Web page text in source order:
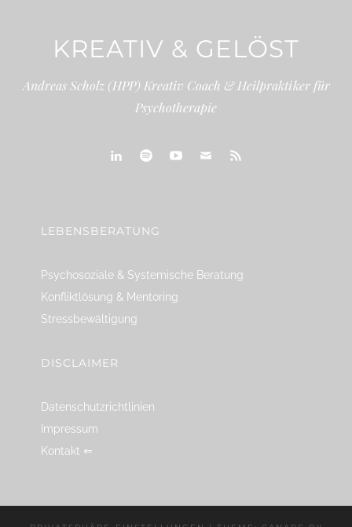
KREATIV & GELÖST
Andreas Scholz (HPP) Kreativ Coach & Heilpraktiker für
Psychotherapie
LEBENSBERATUNG
Psychosoziale & Systemische Beratung
Konfliktlösung & Mentoring
Stressbewältigung
DISCLAIMER
Datenschutzrichtlinien
Impressum
Kontakt ⇐